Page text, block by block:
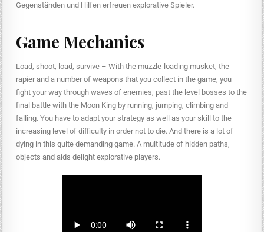
Gegenständen und Hilfen erfreuen explorative Spieler.
Game Mechanics
Load, shoot, load, survive – With the muzzle-loading musket, the
rapier and a number of weapons that you collect in the game, you
fight your way through waves of enemies, past the level bosses to the
final battle with the Moon King by running, jumping, climbing and
falling. You have to adapt your strategy as well as your skill to the
increasing level of difficulty in order not to die. And there is a lot of
dying in this quite demanding game. A multitude of hidden paths,
objects and aids delight explorative players.